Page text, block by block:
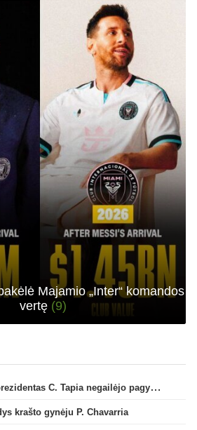
Majamio „Inter“ komandos
vertę (9)
Argentinos federacijos prezidentas C. Tapia negailėjo pagyrų G. Infantino
krašto gynėju P. Chavarria